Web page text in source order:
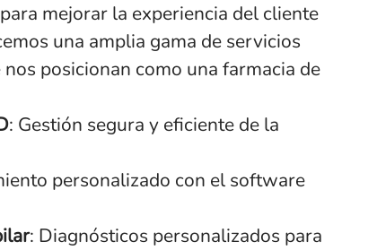
mejorar la experiencia del cliente
una amplia gama de servicios
posicionan como una farmacia de
: Gestión segura y eficiente de la
personalizado con el software
: Diagnósticos personalizados para